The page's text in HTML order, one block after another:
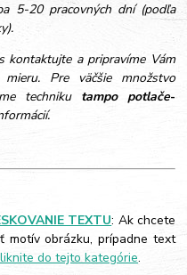
5-20 pracovných dní (podľa
kontaktujte a pripravíme Vám
Pre väčšie množstvo
techniku tampo potlače-
TEXTU: Ak chcete
motív obrázku, prípadne text
do tejto kategórie.